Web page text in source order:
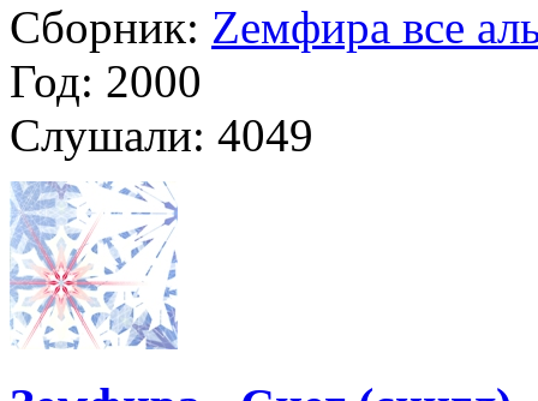
Сборник: Zемфира все
Год: 2000
Слушали: 4049